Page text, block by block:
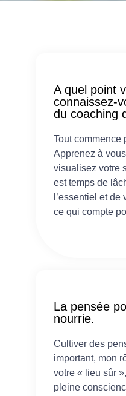
A quel point
connaissez-
du coaching
Tout commence
Apprenez à
visualisez votre
est temps de
l’essentiel et
ce qui compte
La pensée
nourrie.
Cultiver des
important, mon
votre « lieu sûr
pleine